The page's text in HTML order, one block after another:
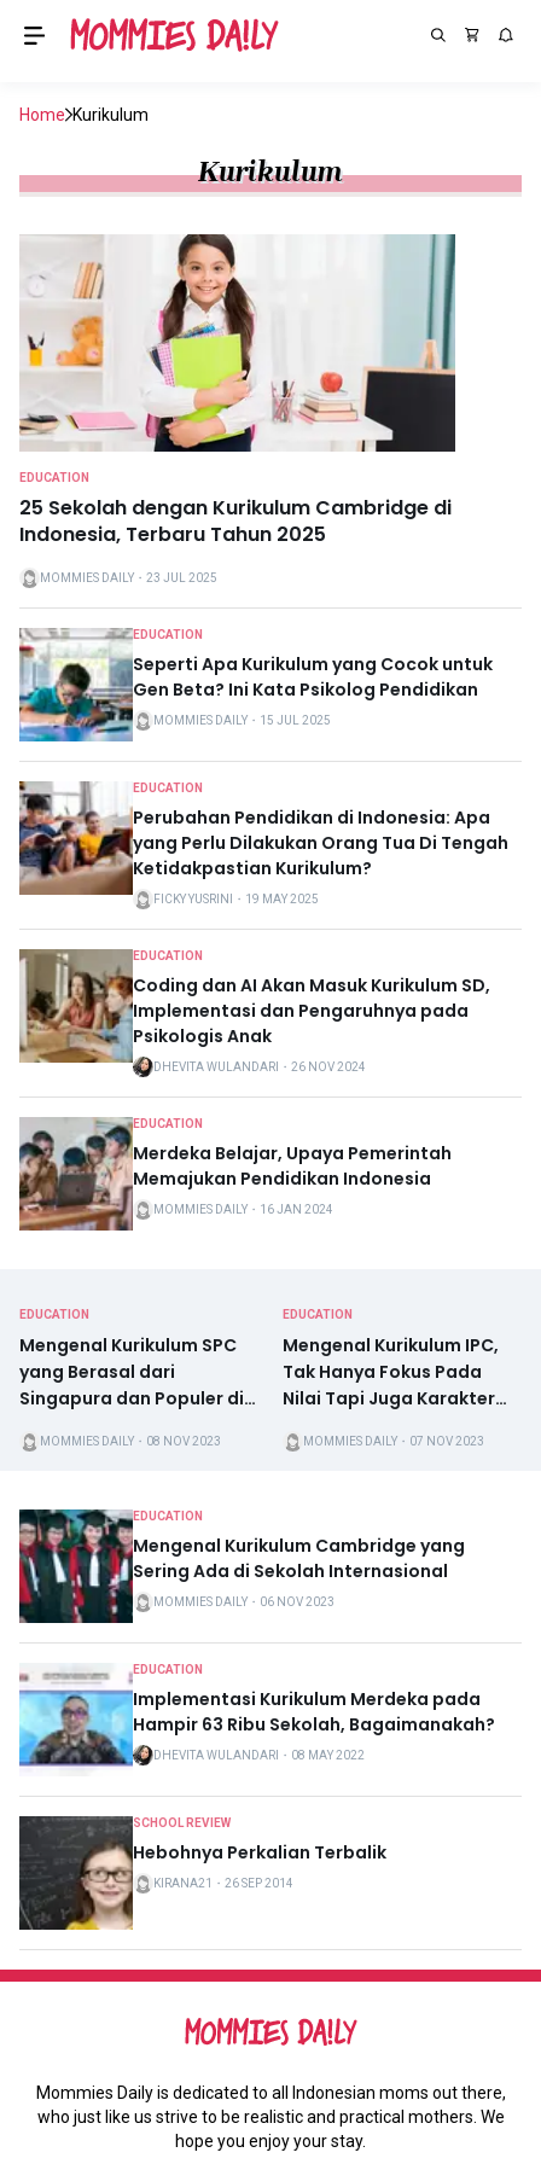
Home Kurikulum
Kurikulum
EDUCATION
25 Sekolah dengan Kurikulum Cambridge di
Indonesia, Terbaru Tahun 2025
MOMMIES DAILY ・ 23 JUL 2025
EDUCATION
Seperti Apa Kurikulum yang Cocok untuk
Gen Beta? Ini Kata Psikolog Pendidikan
MOMMIES DAILY ・ 15 JUL 2025
EDUCATION
Perubahan Pendidikan di Indonesia: Apa
yang Perlu Dilakukan Orang Tua Di Tengah
Ketidakpastian Kurikulum?
FICKY YUSRINI ・ 19 MAY 2025
EDUCATION
Coding dan AI Akan Masuk Kurikulum SD,
Implementasi dan Pengaruhnya pada
Psikologis Anak
DHEVITA WULANDARI ・ 26 NOV 2024
EDUCATION
Merdeka Belajar, Upaya Pemerintah
Memajukan Pendidikan Indonesia
MOMMIES DAILY ・ 16 JAN 2024
EDUCATION
Mengenal Kurikulum SPC
yang Berasal dari
Singapura dan Populer di
MOMMIES DAILY ・ 08 NOV 2023
EDUCATION
Mengenal Kurikulum IPC,
Tak Hanya Fokus Pada
Nilai Tapi Juga Karakter
MOMMIES DAILY ・ 07 NOV 2023
EDUCATION
Mengenal Kurikulum Cambridge yang
Sering Ada di Sekolah Internasional
MOMMIES DAILY ・ 06 NOV 2023
EDUCATION
Implementasi Kurikulum Merdeka pada
Hampir 63 Ribu Sekolah, Bagaimanakah?
DHEVITA WULANDARI ・ 08 MAY 2022
SCHOOL REVIEW
Hebohnya Perkalian Terbalik
KIRANA21 ・ 26 SEP 2014
Mommies Daily is dedicated to all Indonesian moms out there,
who just like us strive to be realistic and practical mothers. We
hope you enjoy your stay.